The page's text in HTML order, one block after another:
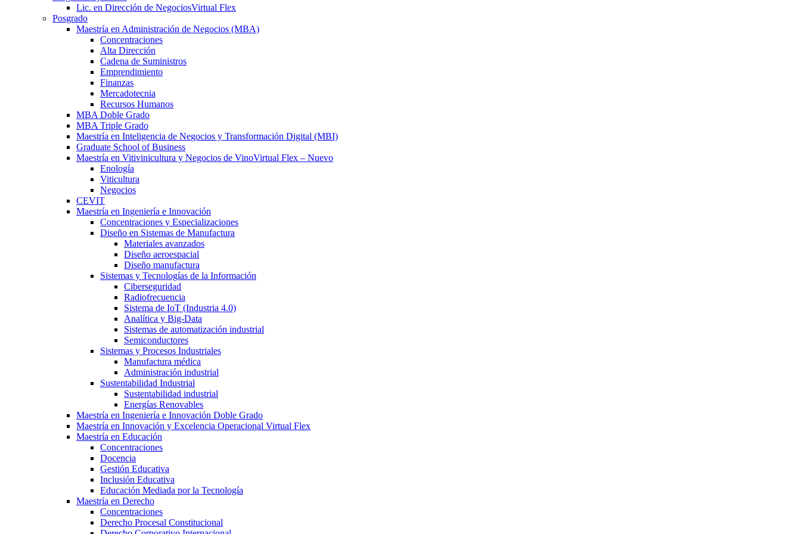
Lic. en Dirección de NegociosVirtual Flex
Posgrado
Maestría en Administración de Negocios (MBA)
Concentraciones
Alta Dirección
Cadena de Suministros
Emprendimiento
Finanzas
Mercadotecnia
Recursos Humanos
MBA Doble Grado
MBA Triple Grado
Maestría en Inteligencia de Negocios y Transformación Digital (MBI)
Graduate School of Business
Maestría en Vitivinicultura y Negocios de VinoVirtual Flex – Nuevo
Enología
Viticultura
Negocios
CEVIT
Maestría en Ingeniería e Innovación
Concentraciones y Especializaciones
Diseño en Sistemas de Manufactura
Materiales avanzados
Diseño aeroespacial
Diseño manufactura
Sistemas y Tecnologías de la Información
Ciberseguridad
Radiofrecuencia
Sistema de IoT (Industria 4.0)
Analítica y Big-Data
Sistemas de automatización industrial
Semiconductores
Sistemas y Procesos Industriales
Manufactura médica
Administración industrial
Sustentabilidad Industrial
Sustentabilidad industrial
Energías Renovables
Maestría en Ingeniería e Innovación Doble Grado
Maestría en Innovación y Excelencia Operacional Virtual Flex
Maestría en Educación
Concentraciones
Docencia
Gestión Educativa
Inclusión Educativa
Educación Mediada por la Tecnología
Maestría en Derecho
Concentraciones
Derecho Procesal Constitucional